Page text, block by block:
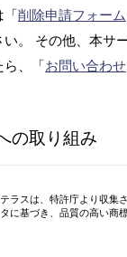
「削除申請フォーム
。 その他、本サ
ら、「お問い合わせ
の取り組み
ラスは、特許庁より収集
に基づき、品質の高い商